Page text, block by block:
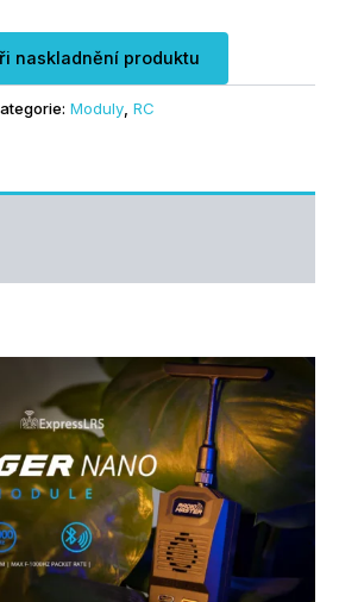
naskladnění produktu
Moduly RC